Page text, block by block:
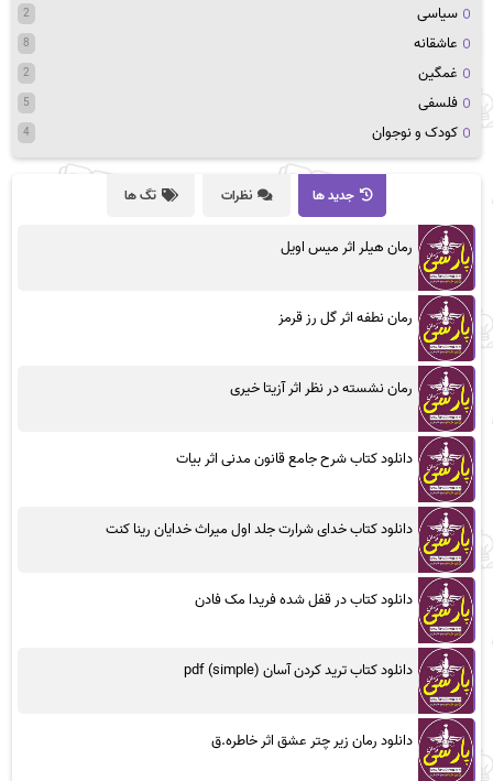
سیاسی 2
عاشقانه 8
غمگین 2
فلسفی 5
کودک و نوجوان 4
جدید ها نظرات تگ ها
رمان هیلر اثر میس اویل
رمان نطفه اثر گل رز قرمز
رمان نشسته در نظر اثر آزیتا خیری
دانلود کتاب شرح جامع قانون مدنی اثر بیات
دانلود کتاب خدای شرارت جلد اول میراث خدایان رینا کنت
دانلود کتاب در قفل شده فریدا مک فادن
دانلود کتاب ترید کردن آسان (simple) pdf
دانلود رمان زیر چتر عشق اثر خاطره.ق